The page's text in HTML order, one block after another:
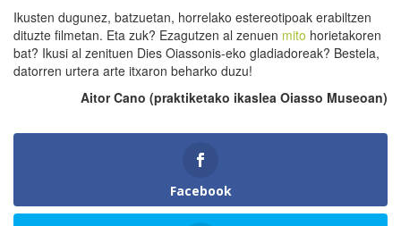
Ikusten dugunez, batzuetan, horrelako estereotipoak erabiltzen
dituzte filmetan. Eta zuk? Ezagutzen al zenuen mito horietakoren
bat? Ikusi al zenituen Dies Oiassonis-eko gladiadoreak? Bestela,
datorren urtera arte itxaron beharko duzu!
Aitor Cano (praktiketako ikaslea Oiasso Museoan)
Facebook